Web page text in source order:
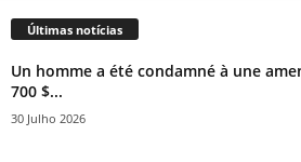
Últimas notícias
Un homme a été condamné à une
700 $...
30 Julho 2026